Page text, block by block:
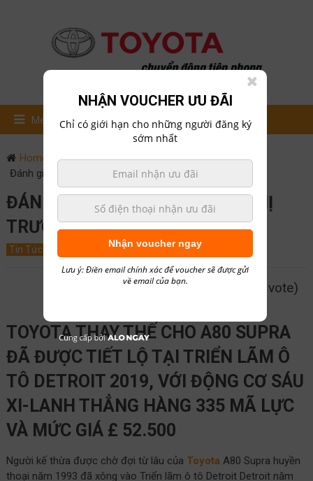
Menu
Home
Tin Tức
Đánh giá Xe toyota supra thị trường thế giới
ĐÁNH GIÁ XE TOYOTA SUPRA THỊ
TRƯỜNG THẾ GIỚI
Tin Tức March 29, 2019 0 hailong01
5/5 - (1 vote)
TOYOTA THAY THẾ CHO A80 SUPRA
ĐÃ ĐƯỢC TIẾT LỘ TẠI TRIỂN LÃM Ô
TÔ DETROIT 2019, VỚI ĐỘNG CƠ SÁU
XI-LANH THẲNG HÀNG 335 MÃ LỰC
VÀ MỨC GIÁ £ 52.500
Người kế thừa được chờ đợi từ lâu của Toyota A80 Supra huyền
thoại năm 1993 đã xông vào Triển lãm ô tô Detroit Detroit năm
NHẬN VOUCHER ƯU ĐÃI
Chỉ có giới hạn cho những người đăng ký
sớm nhất
Nhận voucher ngay
Lưu ý: Điền email chính xác để voucher sẽ được gửi
về email của bạn.